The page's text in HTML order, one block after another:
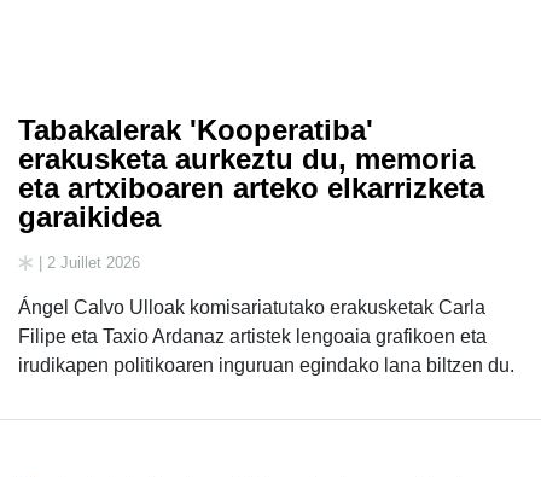
Tabakalerak 'Kooperatiba'
erakusketa aurkeztu du, memoria
eta artxiboaren arteko elkarrizketa
garaikidea
| 2 Juillet 2026
Ángel Calvo Ulloak komisariatutako erakusketak Carla
Filipe eta Taxio Ardanaz artistek lengoaia grafikoen eta
irudikapen politikoaren inguruan egindako lana biltzen du.